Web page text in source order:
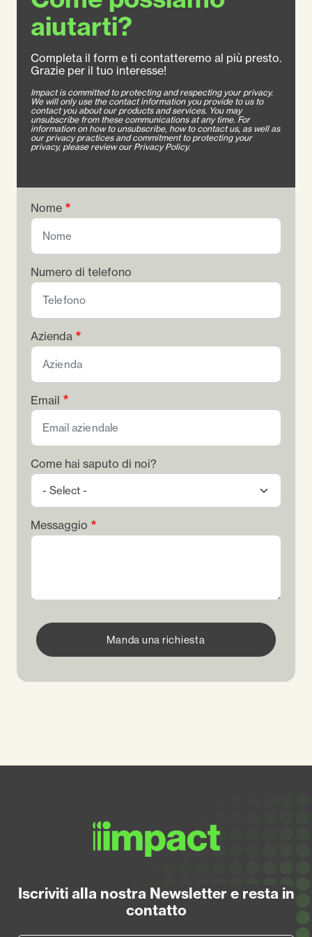
aiutarti?
Completa il form e ti contatteremo al più presto.
Grazie per il tuo interesse!
Impact is committed to protecting and respecting your privacy.
We will only use the contact information you provide to us to
contact you about our products and services. You may
unsubscribe from these communications at any time. For
information on how to unsubscribe, how to contact us, as well as
our privacy practices and commitment to protecting your
privacy, please review our Privacy Policy.
Nome
Numero di telefono
Azienda
Email
Come hai saputo di noi?
Messaggio
Manda una richiesta
Iscriviti alla nostra Newsletter e resta in
contatto